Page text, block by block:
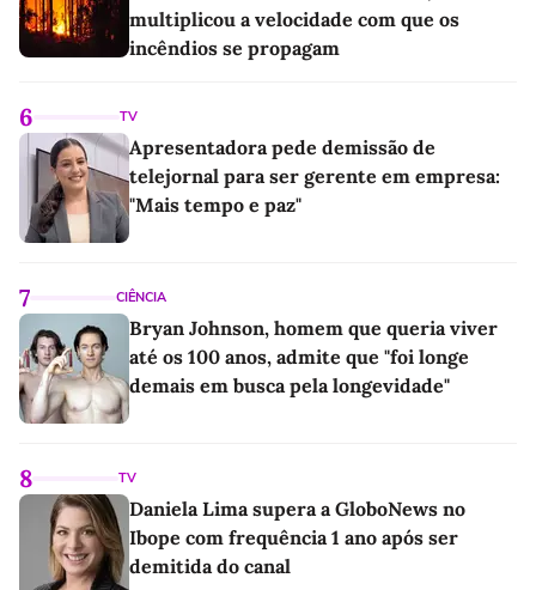
multiplicou a velocidade com que os
incêndios se propagam
6 TV
Apresentadora pede demissão de
telejornal para ser gerente em empresa:
"Mais tempo e paz"
7 CIÊNCIA
Bryan Johnson, homem que queria viver
até os 100 anos, admite que "foi longe
demais em busca pela longevidade"
8 TV
Daniela Lima supera a GloboNews no
Ibope com frequência 1 ano após ser
demitida do canal